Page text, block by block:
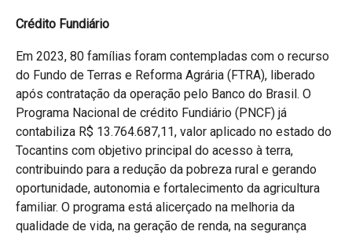
Crédito Fundiário
Em 2023, 80 famílias foram contempladas com o recurso
do Fundo de Terras e Reforma Agrária (FTRA), liberado
após contratação da operação pelo Banco do Brasil. O
Programa Nacional de crédito Fundiário (PNCF) já
contabiliza R$ 13.764.687,11, valor aplicado no estado do
Tocantins com objetivo principal do acesso à terra,
contribuindo para a redução da pobreza rural e gerando
oportunidade, autonomia e fortalecimento da agricultura
familiar. O programa está alicerçado na melhoria da
qualidade de vida, na geração de renda, na segurança